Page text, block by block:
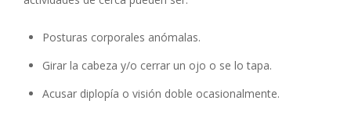
Posturas corporales anómalas.
Girar la cabeza y/o cerrar un ojo o se lo tapa.
Acusar diplopía o visión doble ocasionalmente.